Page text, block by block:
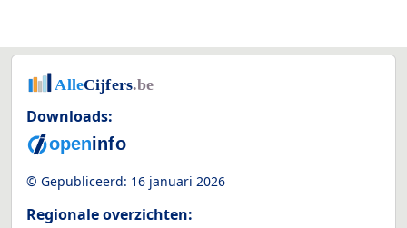
Downloads:
© Gepubliceerd: 16 januari 2026
Regionale overzichten: